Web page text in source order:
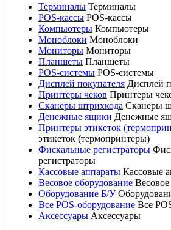
Терминалы Терминалы
POS-кассы POS-кассы
Компьютеры Компьютеры
Моноблоки Моноблоки
Мониторы Мониторы
Планшеты Планшеты
POS-системы POS-системы
Дисплей покупателя Дисплей
Принтеры чеков Принтеры
Сканеры штрихкода Сканеры
Денежные ящики Денежные
Принтеры этикеток
этикеток (термопринтеры)
Фискальные регистраторы
регистраторы
Кассовые аппараты Кассовые
Весовое оборудование
Оборудование Б/У
Все POS-оборудование Все
Аксессуары Аксессуары